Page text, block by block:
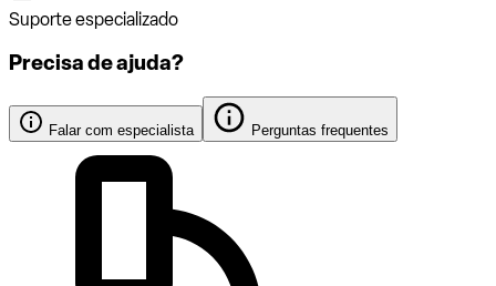
Suporte especializado
Precisa de ajuda?
Falar com especialista Perguntas frequentes